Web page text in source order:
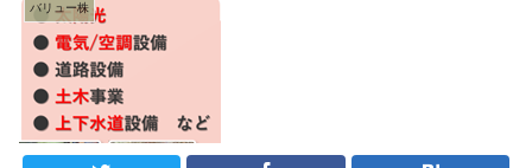
バリュー株